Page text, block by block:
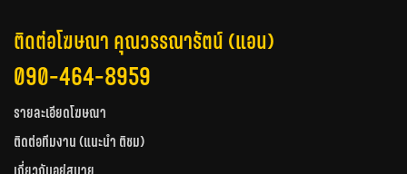
ติดต่อโฆษณา คุณวรรณารัตน์ (แอน)
090-464-8959
รายละเอียดโฆษณา
ติดต่อทีมงาน (แนะนำ ติชม)